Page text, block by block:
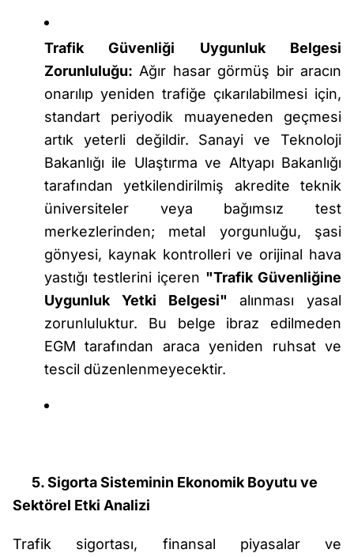
Trafik Güvenliği Uygunluk Belgesi
Zorunluluğu: Ağır hasar görmüş bir aracın
onarılıp yeniden trafiğe çıkarılabilmesi için,
standart periyodik muayeneden geçmesi
artık yeterli değildir. Sanayi ve Teknoloji
Bakanlığı ile Ulaştırma ve Altyapı Bakanlığı
tarafından yetkilendirilmiş akredite teknik
üniversiteler veya bağımsız test
merkezlerinden; metal yorgunluğu, şasi
gönyesi, kaynak kontrolleri ve orijinal hava
yastığı testlerini içeren "Trafik Güvenliğine
Uygunluk Yetki Belgesi" alınması yasal
zorunluluktur. Bu belge ibraz edilmeden
EGM tarafından araca yeniden ruhsat ve
tescil düzenlenmeyecektir.
5. Sigorta Sisteminin Ekonomik Boyutu ve
Sektörel Etki Analizi
Trafik sigortası, finansal piyasalar ve